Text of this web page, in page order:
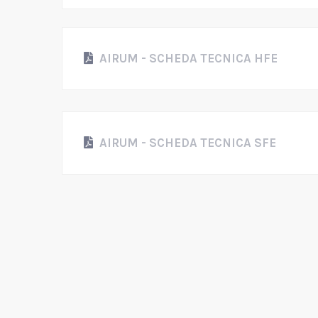
AIRUM - SCHEDA TECNICA HFE
AIRUM - SCHEDA TECNICA SFE